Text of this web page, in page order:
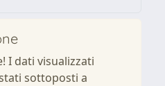
I dati visualizzati
sottoposti a